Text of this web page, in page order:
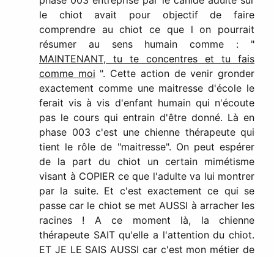
le chiot avait pour objectif de faire
comprendre au chiot ce que l on pourrait
résumer au sens humain comme : "
MAINTENANT, tu te concentres et tu fais
comme moi ". Cette action de venir gronder
exactement comme une maitresse d'école le
ferait vis à vis d'enfant humain qui n'écoute
pas le cours qui entrain d'être donné. Là en
phase 003 c'est une chienne thérapeute qui
tient le rôle de "maitresse". On peut espérer
de la part du chiot un certain mimétisme
visant à COPIER ce que l'adulte va lui montrer
par la suite. Et c'est exactement ce qui se
passe car le chiot se met AUSSI à arracher les
racines ! A ce moment là, la chienne
thérapeute SAIT qu'elle a l'attention du chiot.
ET JE LE SAIS AUSSI car c'est mon métier de